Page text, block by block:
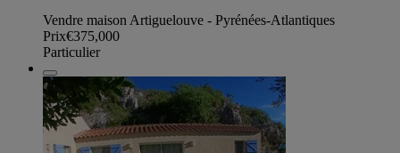
Vendre maison Artiguelouve - Pyrénées-Atlantiques
Prix€375,000
Particulier